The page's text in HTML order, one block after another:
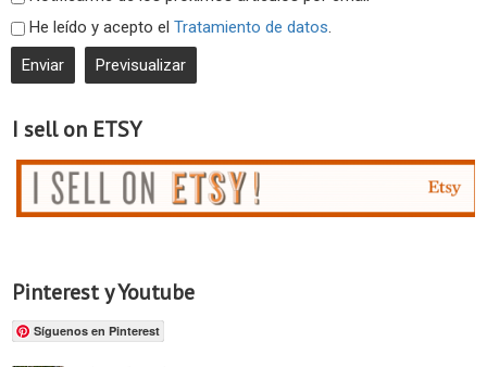
I sell on ETSY
Pinterest y Youtube
Síguenos en Pinterest
He leído y acepto el Tratamiento de datos.